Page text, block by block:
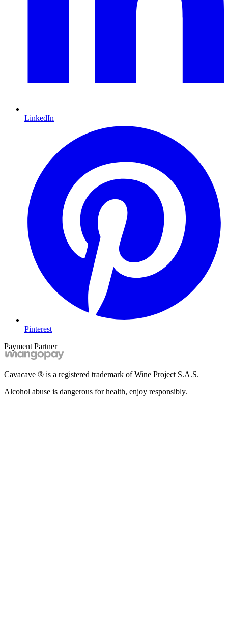
LinkedIn
Pinterest
Payment Partner
Cavacave ® is a registered trademark of Wine Project S.A.S.
Alcohol abuse is dangerous for health, enjoy responsibly.